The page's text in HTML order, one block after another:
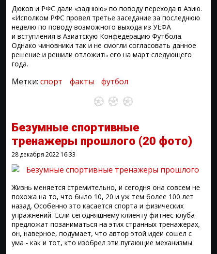
Дюков и РФС дали «заднюю» по поводу перехода в Азию.
«Исполком РФС провел третье заседание за последнюю
неделю по поводу возможного выхода из УЕФА
и вступления в Азиатскую Конфедерацию Футбола.
Однако чиновники так и не смогли согласовать данное
решение и решили отложить его на март следующего
года.
Метки: спорт факты футбол
Безумные спортивные
тренажеры прошлого (20 фото)
28 декабря 2022 16:33
Жизнь меняется стремительно, и сегодня она совсем не
похожа на то, что было 10, 20 и уж тем более 100 лет
назад. Особенно это касается спорта и физических
упражнений. Если сегодняшнему клиенту фитнес-клуба
предложат позаниматься на этих странных тренажерах,
он, наверное, подумает, что автор этой идеи сошел с
ума - как и тот, кто изобрел эти пугающие механизмы.